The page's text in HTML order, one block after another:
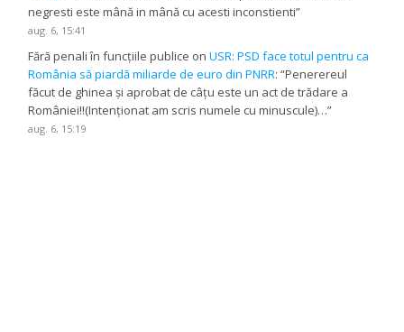
negresti este mână in mână cu acesti inconstienti”
aug. 6, 15:41
Fără penali în funcțiile publice onUSR: PSD face totul pentru ca
România să piardă miliarde de euro din PNRR: “Penerereul
făcut de ghinea și aprobat de câțu este un act de trădare a
României!!(Intenționat am scris numele cu minuscule)…”
aug. 6, 15:19